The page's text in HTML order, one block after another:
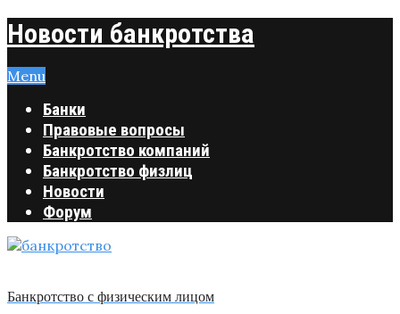
Новости банкротства
Menu
Банки
Правовые вопросы
Банкротство компаний
Банкротство физлиц
Новости
Форум
Банкротство с физическим лицом